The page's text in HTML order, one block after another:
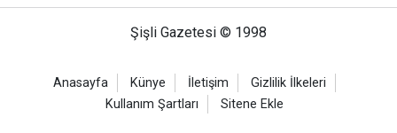
Şişli Gazetesi © 1998
Anasayfa Künye İletişim
Gizlilik İlkeleri
Kullanım Şartları
Sitene Ekle